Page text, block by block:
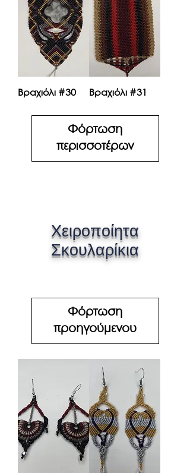
Βραχιόλι #30 Βραχιόλι #31
Φόρτωση
περισσοτέρων
Χειροποίητα
Σκουλαρίκια
Φόρτωση
προηγούμενου